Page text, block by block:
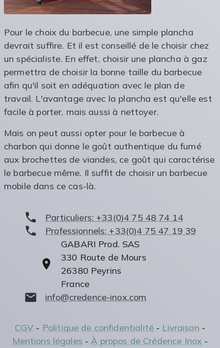
Pour le choix du barbecue, une simple plancha
devrait suffire. Et il est conseillé de le choisir chez
un spécialiste. En effet, choisir une plancha à gaz
permettra de choisir la bonne taille du barbecue
afin qu'il soit en adéquation avec le plan de
travail. L'avantage avec la plancha est qu'elle est
facile à porter, mais aussi à nettoyer.
Mais on peut aussi opter pour le barbecue à
charbon qui donne le goût authentique du fumé
aux brochettes de viandes, ce goût qui caractérise
le barbecue même. Il suffit de choisir un barbecue
mobile dans ce cas-là.
Particuliers: +33(0)4 75 48 74 14
Professionnels: +33(0)4 75 47 19 39
GABARI Prod. SAS
330 Route de Mours
26380 Peyrins
France
info@credence-inox.com
CGV - Politique de confidentialité- Livraison -
Mentions légales -À propos de Crédence Inox -